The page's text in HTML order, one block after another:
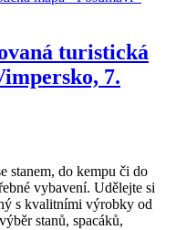
turistická
7.
stanem, do kempu či do
vybavení. Udělejte si
s kvalitními výrobky od
stanů, spacáků,